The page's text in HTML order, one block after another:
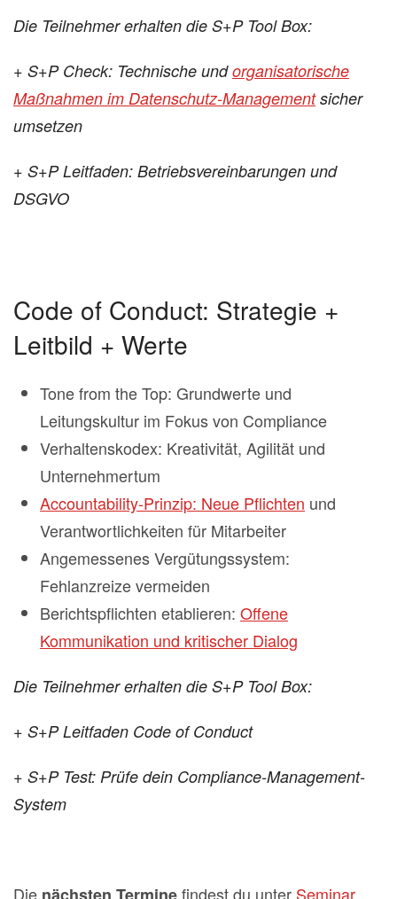
Die Teilnehmer erhalten die S+P Tool Box:
+ S+P Check: Technische undorganisatorische
Maßnahmen im Datenschutz-Managementsicher
umsetzen
+ S+P Leitfaden: Betriebsvereinbarungen und
DSGVO
Code of Conduct: Strategie +
Leitbild + Werte
Tone from the Top: Grundwerte und
Leitungskultur im Fokus von Compliance
Verhaltenskodex: Kreativität, Agilität und
Unternehmertum
Accountability-Prinzip: Neue Pflichten und
Verantwortlichkeiten für Mitarbeiter
Angemessenes Vergütungssystem:
Fehlanzreize vermeiden
Berichtspflichten etablieren: Offene
Kommunikation und kritischer Dialog
Die Teilnehmer erhalten die S+P Tool Box:
+ S+P Leitfaden Code of Conduct
+ S+P Test: Prüfe dein Compliance-Management-
System
Die findest du unter Seminar